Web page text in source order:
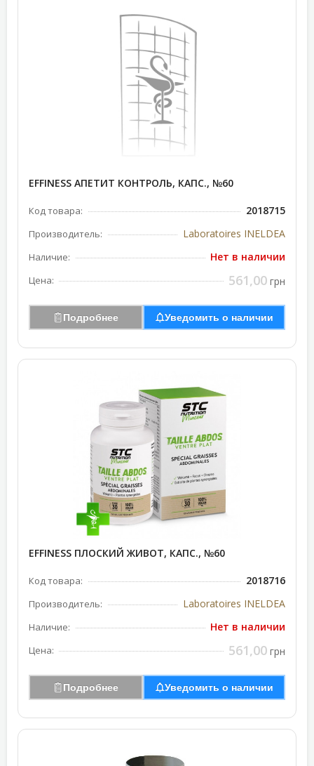
EFFINESS АПЕТИТ КОНТРОЛЬ, КАПС., №60
Код товара: 2018715
Производитель: Laboratoires INELDEA
Наличие: Нет в наличии
Цена: 561,00 грн
Подробнее Уведомить о наличии
EFFINESS ПЛОСКИЙ ЖИВОТ, КАПС., №60
Код товара: 2018716
Производитель: Laboratoires INELDEA
Наличие: Нет в наличии
Цена: 561,00 грн
Подробнее Уведомить о наличии